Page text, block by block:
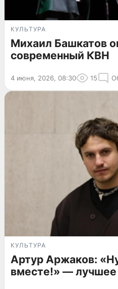
КУЛЬТУРА
Михаил Башкатов
современный КВН
4 июня, 2026, 08:30 15
КУЛЬТУРА
Артур Аржаков:
вместе!» —